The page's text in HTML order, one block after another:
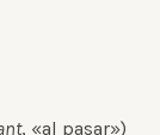
, «al pasar»)